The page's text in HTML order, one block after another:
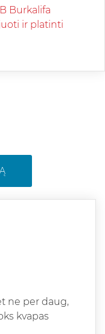
Burkalifa
ir platinti
ne per daug,
kvapas